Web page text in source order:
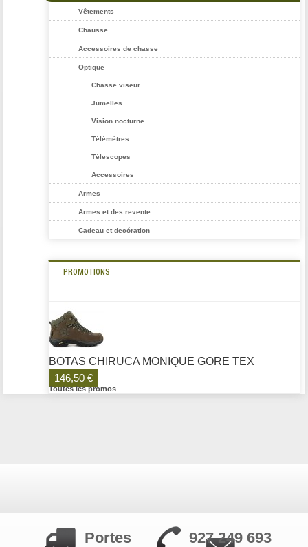
Vêtements
Chausse
Accessoires de chasse
Optique
Chasse viseur
Jumelles
Vision nocturne
Télémètres
Télescopes
Accessoires
Armes
Armes et des revente
Cadeau et decóration
PROMOTIONS
BOTAS CHIRUCA MONIQUE GORE TEX
146,50 €
Toutes les promos
Portes 927 249 693